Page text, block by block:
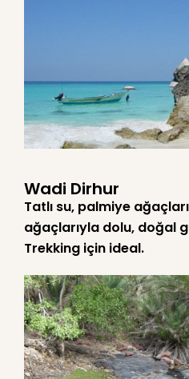
Wadi Dirhur
Tatlı su, palmiye
ağaçlarıyla dolu, doğal
Trekking için ideal.